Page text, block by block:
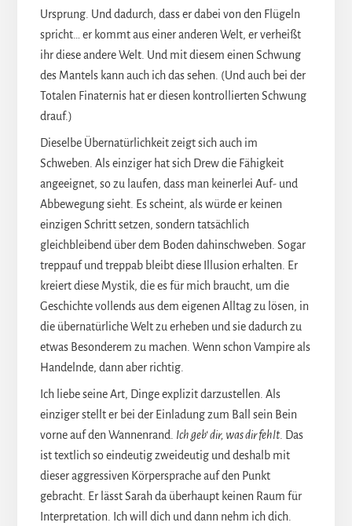
Ursprung. Und dadurch, dass er dabei von den Flügeln
spricht… er kommt aus einer anderen Welt, er verheißt
ihr diese andere Welt. Und mit diesem einen Schwung
des Mantels kann auch ich das sehen. (Und auch bei der
Totalen Finaternis hat er diesen kontrollierten Schwung
drauf.)
Dieselbe Übernatürlichkeit zeigt sich auch im
Schweben. Als einziger hat sich Drew die Fähigkeit
angeeignet, so zu laufen, dass man keinerlei Auf- und
Abbewegung sieht. Es scheint, als würde er keinen
einzigen Schritt setzen, sondern tatsächlich
gleichbleibend über dem Boden dahinschweben. Sogar
treppauf und treppab bleibt diese Illusion erhalten. Er
kreiert diese Mystik, die es für mich braucht, um die
Geschichte vollends aus dem eigenen Alltag zu lösen, in
die übernatürliche Welt zu erheben und sie dadurch zu
etwas Besonderem zu machen. Wenn schon Vampire als
Handelnde, dann aber richtig.
Ich liebe seine Art, Dinge explizit darzustellen. Als
einziger stellt er bei der Einladung zum Ball sein Bein
vorne auf den Wannenrand. Ich geb‘ dir, was dir fehlt. Das
ist textlich so eindeutig zweideutig und deshalb mit
dieser aggressiven Körpersprache auf den Punkt
gebracht. Er lässt Sarah da überhaupt keinen Raum für
Interpretation. Ich will dich und dann nehm ich dich.